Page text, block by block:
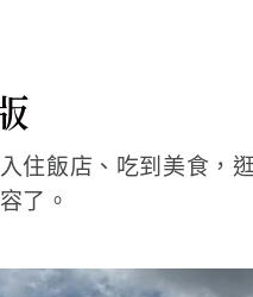
住飯店、吃到美食，
了。